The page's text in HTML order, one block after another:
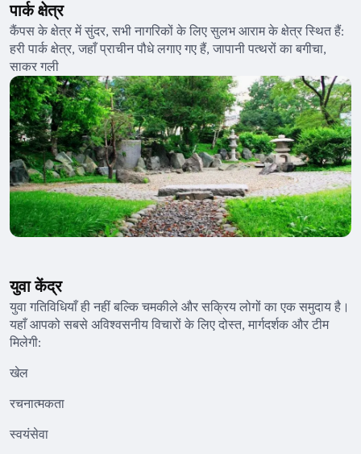
पार्क क्षेत्र
कैंपस के क्षेत्र में सुंदर, सभी नागरिकों के लिए सुलभ आराम के क्षेत्र स्थित हैं:
हरी पार्क क्षेत्र, जहाँ प्राचीन पौधे लगाए गए हैं, जापानी पत्थरों का बगीचा,
साकर गली
युवा केंद्र
युवा गतिविधियाँ ही नहीं बल्कि चमकीले और सक्रिय लोगों का एक समुदाय है।
यहाँ आपको सबसे अविश्वसनीय विचारों के लिए दोस्त, मार्गदर्शक और टीम
मिलेगी:
खेल
रचनात्मकता
स्वयंसेवा